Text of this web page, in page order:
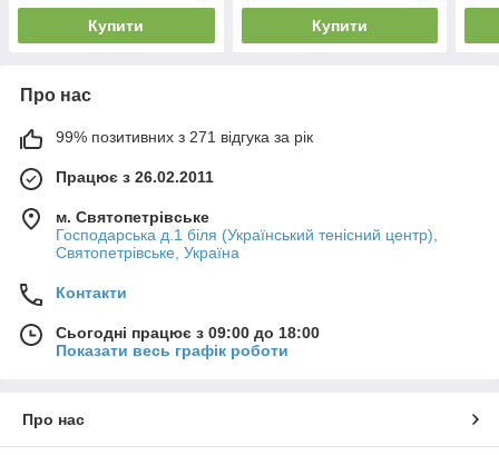
Купити Купити
Про нас
99% позитивних з 271 відгука за рік
Працює з 26.02.2011
м. Святопетрівське
Господарська д.1 біля (Український тенісний центр),
Святопетрівське, Україна
Контакти
Сьогодні працює з 09:00 до 18:00
Показати весь графік роботи
Про нас